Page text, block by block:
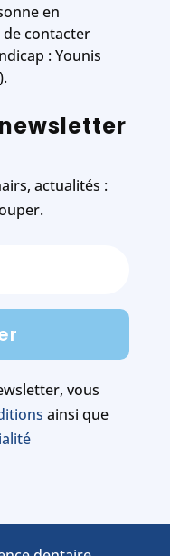
en
contacter
: Younis
actualités :
vous
ainsi que